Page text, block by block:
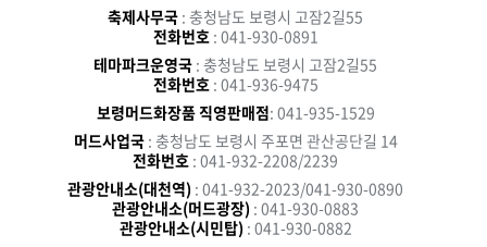
축제사무국 : 충청남도 보령시 고잠2길55
전화번호 : 041-930-0891
테마파크운영국 : 충청남도 보령시 고잠2길55
전화번호 : 041-936-9475
보령머드화장품 직영판매점: 041-935-1529
머드사업국 : 충청남도 보령시 주포면 관산공단길 14
전화번호 : 041-932-2208/2239
관광안내소(대천역) : 041-932-2023/041-930-0890
관광안내소(머드광장) : 041-930-0883
관광안내소(시민탑) : 041-930-0882